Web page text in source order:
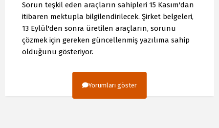
Sorun teşkil eden araçların sahipleri 15 Kasım'dan
itibaren mektupla bilgilendirilecek. Şirket belgeleri,
13 Eylül'den sonra üretilen araçların, sorunu
çözmek için gereken güncellenmiş yazılıma sahip
olduğunu gösteriyor.
Yorumları göster